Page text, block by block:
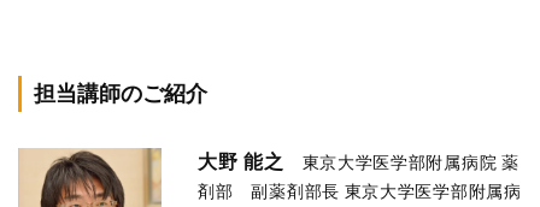
担当講師のご紹介
大野 能之
東京大学医学部附属病院 薬
剤部 副薬剤部長 東京大学医学部附属病